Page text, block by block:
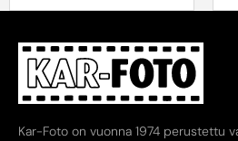
Kar-Foto on vuonna 1974 perustettu